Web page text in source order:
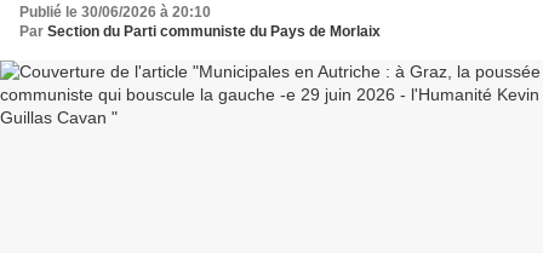
Publié le 30/06/2026 à 20:10
Par Section du Parti communiste du Pays de Morlaix